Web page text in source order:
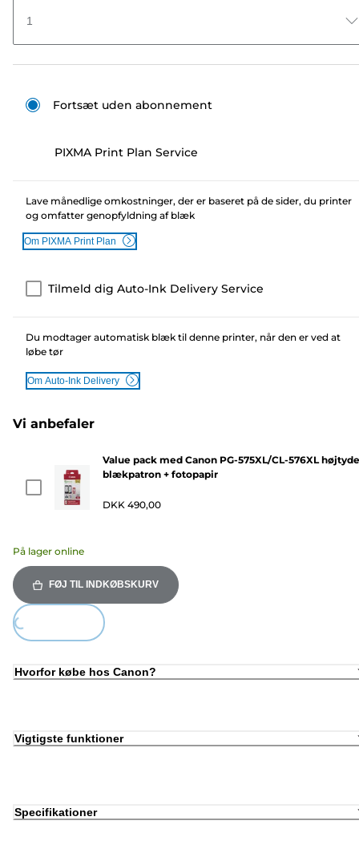
1
Fortsæt uden abonnement
PIXMA Print Plan Service
Lave månedlige omkostninger, der er baseret på de sider, du printer
og omfatter genopfyldning af blæk
Om PIXMA Print Plan
Tilmeld dig Auto-Ink Delivery Service
Du modtager automatisk blæk til denne printer, når den er ved at
løbe tør
Om Auto-Ink Delivery
Vi anbefaler
Value pack med Canon PG-575XL/CL-576XL
blækpatron + fotopapir
DKK 490,00
På lager online
FØJ TIL INDKØBSKURV
Hvorfor købe hos Canon?
Vigtigste funktioner
Specifikationer